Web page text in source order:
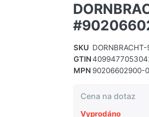
SKU
GTIN
MPN 90206602900-
Cena na dotaz
Vyprodáno